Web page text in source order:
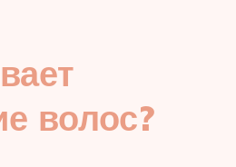
волос?